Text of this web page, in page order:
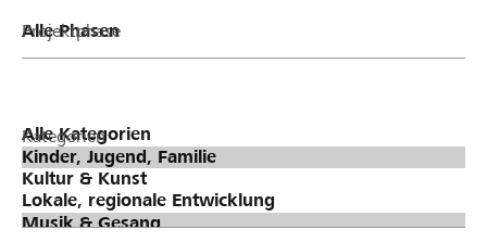
Projektphase
Kategorien